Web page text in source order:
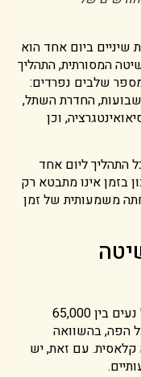
שיניים ביום אחד הוא
המסורתית, התהליך
הכולל מספר שלבים נפרדים:
עקירת השן, תקופת החלמה של 3 עד 4 שבועות, החדרת השתל,
לאוסיאואינטגרציה, וכן
התהליך ליום אחד
בזמן אינו מתבטא רק
משמעותית של זמן
מחירי השתלת שיניים ביום אחד בישראל נעים בין 65,000
כל הפה, בהשוואה
השתלה קלאסית. עם זאת, יש